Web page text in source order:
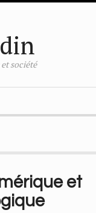
société
et